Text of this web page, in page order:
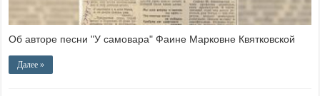
Об авторе песни "У самовара" Фаине Марковне Квятковской
Далее »